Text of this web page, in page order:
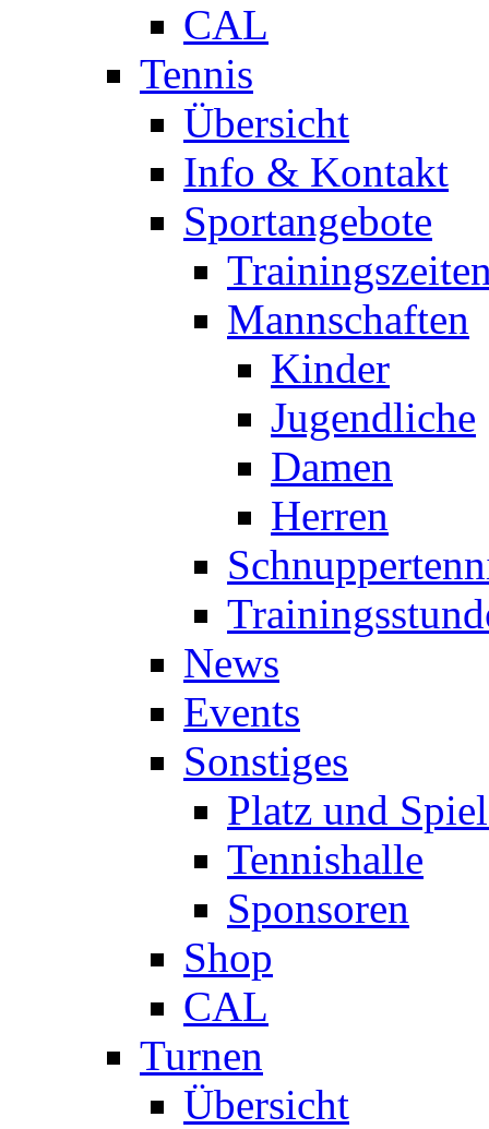
CAL
Tennis
Übersicht
Info & Kontakt
Sportangebote
Mannschaften
Kinder
Jugendliche
Damen
Herren
News
Events
Sonstiges
Platz und
Tennishalle
Sponsoren
Shop
CAL
Turnen
Übersicht